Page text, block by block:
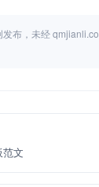
布，未经
文